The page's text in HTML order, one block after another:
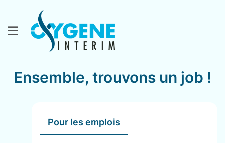
Ensemble, trouvons un job !
Pour les emplois